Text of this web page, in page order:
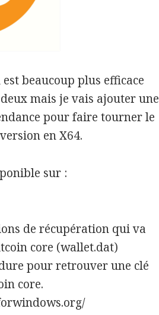
est beaucoup plus efficace
mais je vais ajouter une
pour faire tourner le
en X64.
sur :
de récupération qui va
core (wallet.dat)
pour retrouver une clé
core.